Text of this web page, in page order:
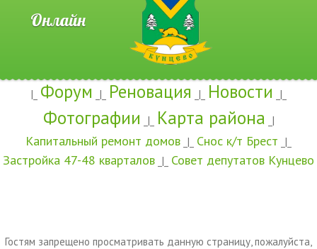
Онлайн
|_ Форум _|_ Реновация _|_ Новости _|_
Фотографии _|_ Карта района _|
Капитальный ремонт домов _|_ Снос к/т Брест _|_
Застройка 47-48 кварталов _|_ Совет депутатов Кунцево
Гостям запрещено просматривать данную страницу, пожалуйста,